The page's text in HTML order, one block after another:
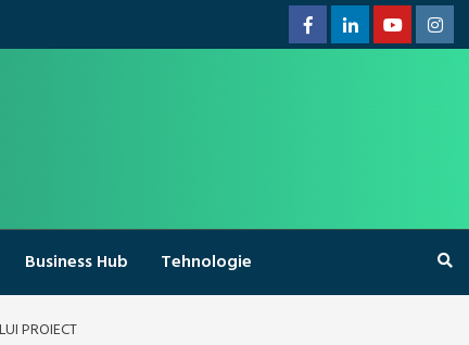
FacebookLinkedinYoutube
Business Hub Tehnologie
PROIECT